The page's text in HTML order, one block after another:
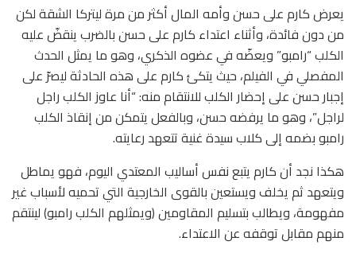
يعرض كارم على حسن وأمه المال أكثر من مرة ليتركا الشقة لكن
من دون فائدة، وأثناء اعتداء كارم على حسن بالضرب ينقضّ عليه
الكلب “رامبو” ويعضّه في عضوه الذكري، وهو ما يمثل الحدث
المفصلي في الفيلم، حيث يتكئ كارم على هذه الحادثة ليصرّ على
إجبار حسن على إحضار الكلب للانتقام منه: “أنا عاوز الكلب راجل
لراجل”، وهو ما يرفضه حسن، وبالفعل يتمكن من إنقاذ الكلب
رامبو بضمه إلى كلاب سيدة غنية تتعهد رعايته.
هكذا نجد أن كارم يتبع نفس أساليب المعتدي اليوم، فهو يماطل
ويتعهد ثم يخلف ويستعين بالقوى الخارجية التي تحميه لأسباب غير
مفهومة، ويطالب بتسليم المقاومين (ويمثلهم الكلب رامبو) لينتقم
منهم مقابل توقفه عن الاعتداء.